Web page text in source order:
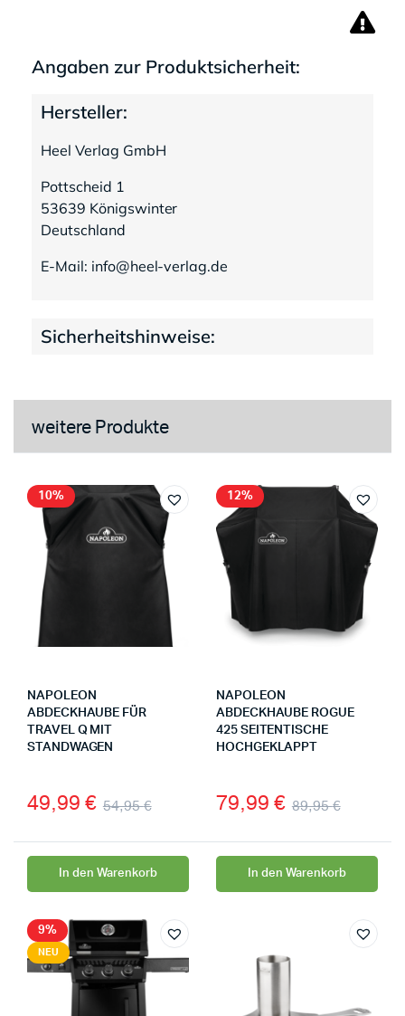
Angaben zur Produktsicherheit:
Hersteller:
Heel Verlag GmbH
Pottscheid 1
53639 Königswinter
Deutschland
E-Mail: info@heel-verlag.de
Sicherheitshinweise:
weitere Produkte
10%
NAPOLEON
ABDECKHAUBE FÜR
TRAVEL Q MIT
STANDWAGEN
54,95€
49,99 €
In den Warenkorb
12%
NAPOLEON
ABDECKHAUBE ROGUE
425 SEITENTISCHE
HOCHGEKLAPPT
89,95€
79,99 €
In den Warenkorb
9%
NEU